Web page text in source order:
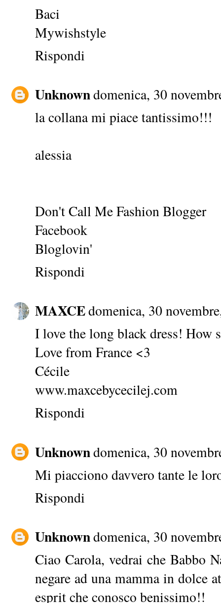
Baci
Mywishstyle
Rispondi
Unknowndomenica, 30
la collana mi piace tantissimo!!!
alessia
Don't Call Me Fashion Blogger
Facebook
Bloglovin'
Rispondi
MAXCEdomenica, 30
I love the long black dress! How
Love from France <3
Cécile
www.maxcebycecilej.com
Rispondi
Unknowndomenica, 30
Mi piacciono davvero tante le
Rispondi
Unknowndomenica, 30
Ciao Carola, vedrai che Babbo
negare ad una mamma in dolce
esprit che conosco benissimo!!